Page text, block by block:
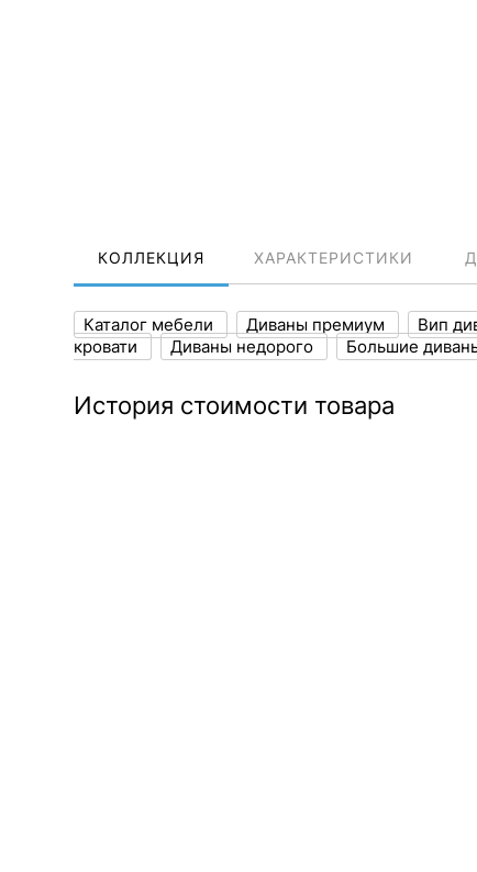
КОЛЛЕКЦИЯ ХАРАКТЕРИСТИКИ
Каталог мебели Диваны премиум Вип
кровати
Диваны недорого Большие
История стоимости товара